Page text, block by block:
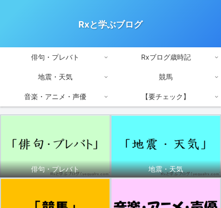
Rxと学ぶブログ
俳句・プレバト Rxブログ歳時記
地震・天気 競馬
音楽・アニメ・声優 【要チェック】
俳句・プレバト 地震・天気